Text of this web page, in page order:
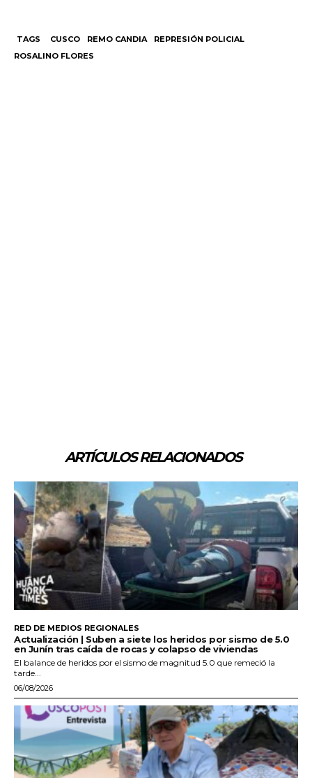
TAGS CUSCO REMO CANDIA
REPRESIÓN POLICIAL
ROSALINO FLORES
ARTÍCULOS RELACIONADOS
RED DE MEDIOS REGIONALES
Actualización | Suben a siete los heridos por sismo de 5.0
en Junín tras caída de rocas y colapso de viviendas
El balance de heridos por el sismo de magnitud 5.0 que remeció la
tarde...
06/08/2026